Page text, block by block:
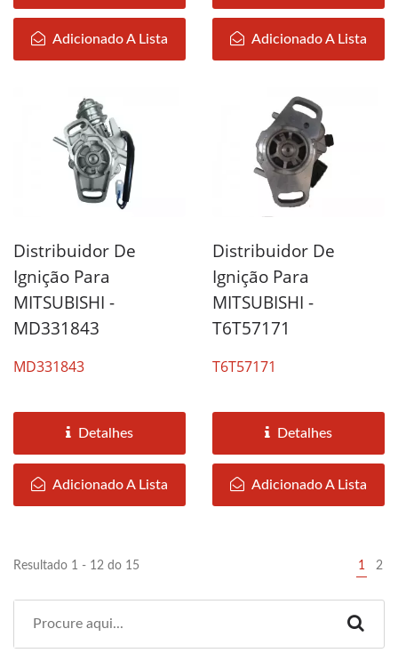
Adicionado A Lista Adicionado A Lista
Distribuidor De
Ignição Para
MITSUBISHI -
MD331843
MD331843
Detalhes
Adicionado A Lista
Distribuidor De
Ignição Para
MITSUBISHI -
T6T57171
T6T57171
Detalhes
Adicionado A Lista
Resultado 1 - 12 do 15 1 2